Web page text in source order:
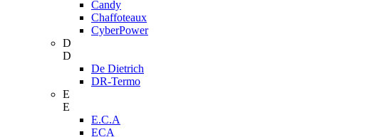
Candy
Chaffoteaux
CyberPower
D
D
De Dietrich
DR-Termo
E
E
E.C.A
ECA